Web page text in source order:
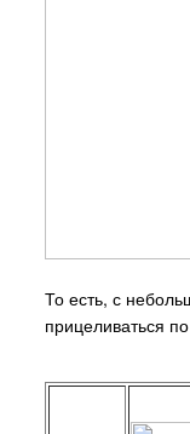
То есть, с
прицеливаться